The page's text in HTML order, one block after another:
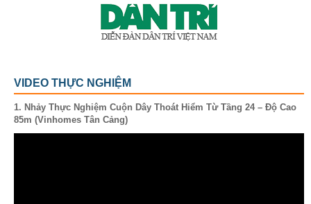
VIDEO THỰC NGHIỆM
1. Nhảy Thực Nghiệm Cuộn Dây Thoát Hiểm Từ Tầng 24 – Độ Cao
85m (Vinhomes Tân Cảng)